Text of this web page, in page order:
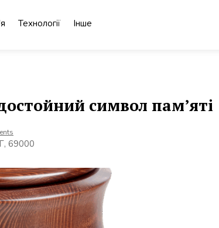
Технології Інше
символ пам’яті
69000